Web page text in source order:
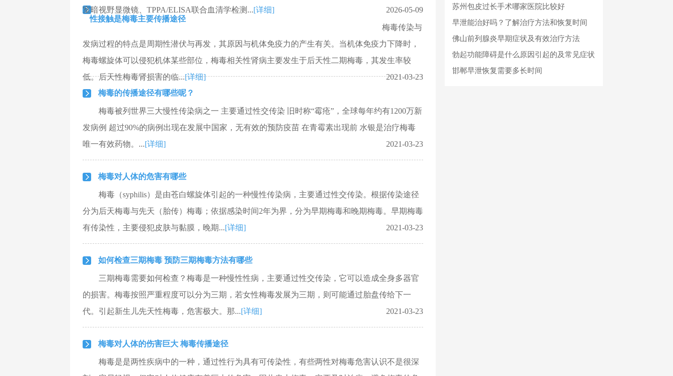
室暗视野显微镜、TPPA/ELISA联合血清学检测...[详细]
2026-05-09
性接触是梅毒主要传播途径
梅毒传染与
发病过程的特点是周期性潜伏与再发，其原因与机体免疫力的产生有关。当机体免疫力下降时，
梅毒螺旋体可以侵犯机体某些部位，梅毒相关性肾病主要发生于后天性二期梅毒，其发生率较
低。后天性梅毒肾损害的临...[详细]
2021-03-23
梅毒的传播途径有哪些呢？
梅毒被列世界三大慢性传染病之一 主要通过性交传染 旧时称“霉疮”，全球每年约有1200万新
发病例 超过90%的病例出现在发展中国家，无有效的预防疫苗 在青霉素出现前 水银是治疗梅毒
唯一有效药物。...[详细] 2021-03-23
梅毒对人体的危害有哪些
梅毒（syphilis）是由苍白螺旋体引起的一种慢性传染病，主要通过性交传染。根据传染途径
分为后天梅毒与先天（胎传）梅毒；依据感染时间2年为界，分为早期梅毒和晚期梅毒。早期梅毒
有传染性，主要侵犯皮肤与黏膜，晚期...[详细] 2021-03-23
如何检查三期梅毒 预防三期梅毒方法有哪些
三期梅毒需要如何检查？梅毒是一种慢性性病，主要通过性交传染，它可以造成全身多器官
的损害。梅毒按照严重程度可以分为三期，若女性梅毒发展为三期，则可能通过胎盘传给下一
代。引起新生儿先天性梅毒，危害极大。那...[详细] 2021-03-23
梅毒对人体的伤害巨大 梅毒传播途径
梅毒是是两性疾病中的一种，通过性行为具有可传染性，有些两性对梅毒危害认识不是很深
苏州包皮过长手术哪家医院比较好
早泄能治好吗？了解治疗方法和恢复时间
佛山前列腺炎早期症状及有效治疗方法
勃起功能障碍是什么原因引起的及常见症状
邯郸早泄恢复需要多长时间